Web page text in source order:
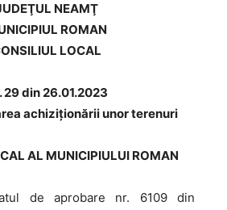
NEAMŢ
ROMAN
LOCAL
29 din 26.01.2023
achiziționării unor terenuri
AL MUNICIPIULUI ROMAN
de aprobare nr. 6109 din